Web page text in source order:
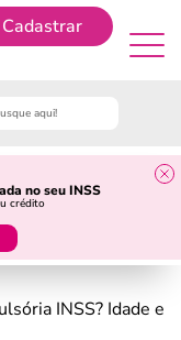
Cadastrar
no seu INSS
crédito
INSS? Idade e